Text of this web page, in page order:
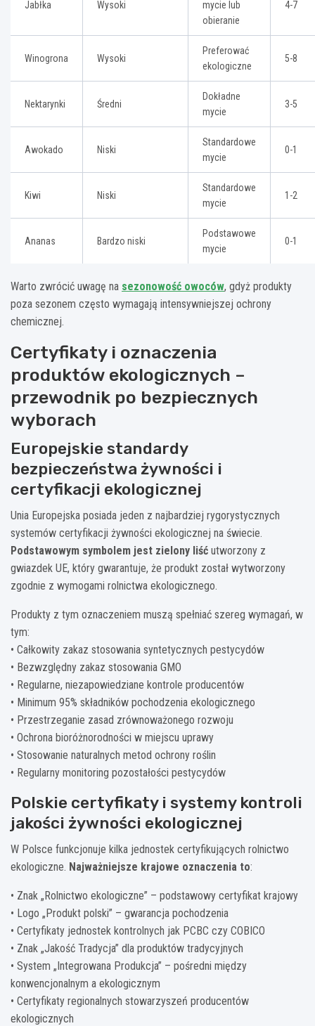
Jabłka Wysoki
mycie lub
obieranie
4-7
Winogrona Wysoki
Preferować
ekologiczne
5-8
Nektarynki Średni
Dokładne
mycie
3-5
Awokado Niski
Standardowe
mycie
0-1
Kiwi Niski
Standardowe
mycie
1-2
Ananas Bardzo niski
Podstawowe
mycie
0-1
Warto zwrócić uwagę na sezonowość owoców, gdyż produkty
poza sezonem często wymagają intensywniejszej ochrony
chemicznej.
Certyfikaty i oznaczenia
produktów ekologicznych –
przewodnik po bezpiecznych
wyborach
Europejskie standardy
bezpieczeństwa żywności i
certyfikacji ekologicznej
Unia Europejska posiada jeden z najbardziej rygorystycznych
systemów certyfikacji żywności ekologicznej na świecie.
Podstawowym symbolem jest zielony liść utworzony z
gwiazdek UE, który gwarantuje, że produkt został wytworzony
zgodnie z wymogami rolnictwa ekologicznego.
Produkty z tym oznaczeniem muszą spełniać szereg wymagań, w
tym:
• Całkowity zakaz stosowania syntetycznych pestycydów
• Bezwzględny zakaz stosowania GMO
• Regularne, niezapowiedziane kontrole producentów
• Minimum 95% składników pochodzenia ekologicznego
• Przestrzeganie zasad zrównoważonego rozwoju
• Ochrona bioróżnorodności w miejscu uprawy
• Stosowanie naturalnych metod ochrony roślin
• Regularny monitoring pozostałości pestycydów
Polskie certyfikaty i systemy kontroli
jakości żywności ekologicznej
W Polsce funkcjonuje kilka jednostek certyfikujących rolnictwo
ekologiczne. Najważniejsze krajowe oznaczenia to:
• Znak „Rolnictwo ekologiczne” – podstawowy certyfikat krajowy
• Logo „Produkt polski” – gwarancja pochodzenia
• Certyfikaty jednostek kontrolnych jak PCBC czy COBICO
• Znak „Jakość Tradycja” dla produktów tradycyjnych
• System „Integrowana Produkcja” – pośredni między
konwencjonalnym a ekologicznym
• Certyfikaty regionalnych stowarzyszeń producentów
ekologicznych